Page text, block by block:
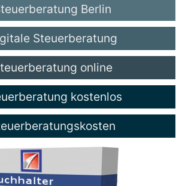
Berlin
Steuerberatung
online
kostenlos